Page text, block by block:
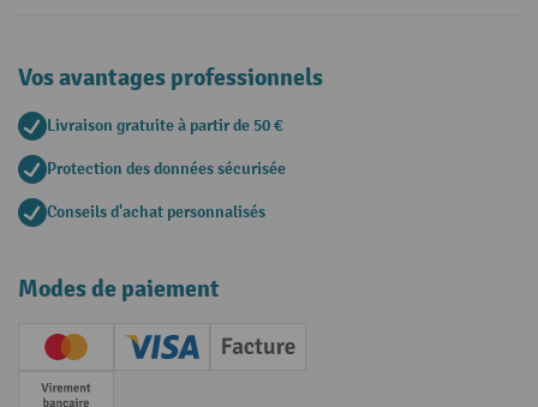
Vos avantages professionnels
Livraison gratuite à partir de 50 €
Protection des données sécurisée
Conseils d'achat personnalisés
Modes de paiement
Creditcard (Master)Creditcard (Visa)
Facture